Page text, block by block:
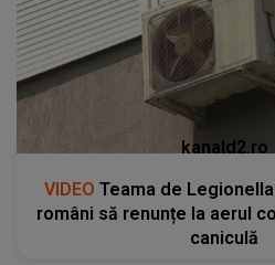
kanald2.ro
VIDEO Teama de
români să renunțe la aerul
caniculă